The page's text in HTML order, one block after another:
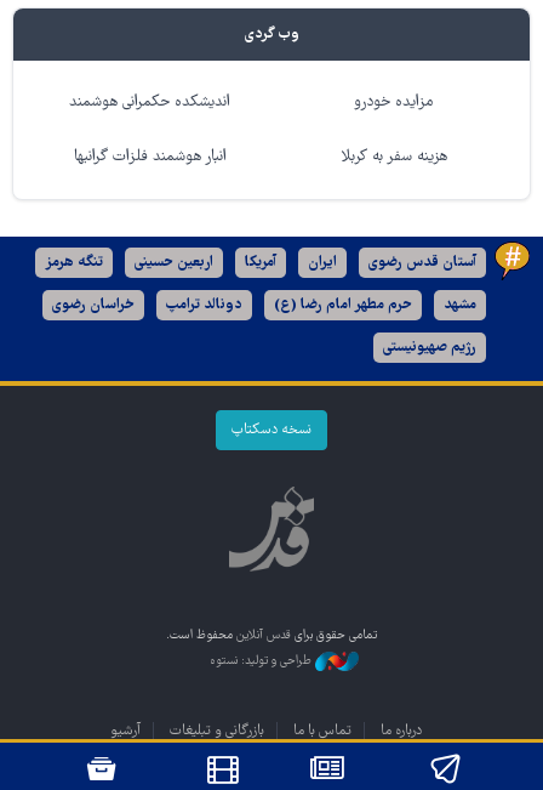
وب گردی
مزایده خودرو اندیشکده حکمرانی هوشمند
هزینه سفر به کربلا انبار هوشمند فلزات گرانبها
آستان قدس رضوی ایران آمریکا اربعین حسینی تنگه هرمز
مشهد حرم مطهر امام رضا (ع) دونالد ترامپ خراسان رضوی
رژیم صهیونیستی
نسخه دسکتاپ
تمامی حقوق برای قدس آنلاین محفوظ است.
طراحی و تولید: نستوه
درباره ما تماس با ما بازرگانی و تبلیغات آرشیو